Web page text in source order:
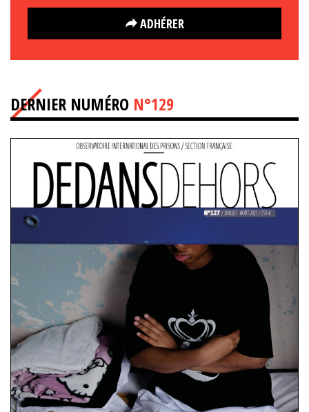
ADHÉRER
DERNIER NUMÉRO N°129